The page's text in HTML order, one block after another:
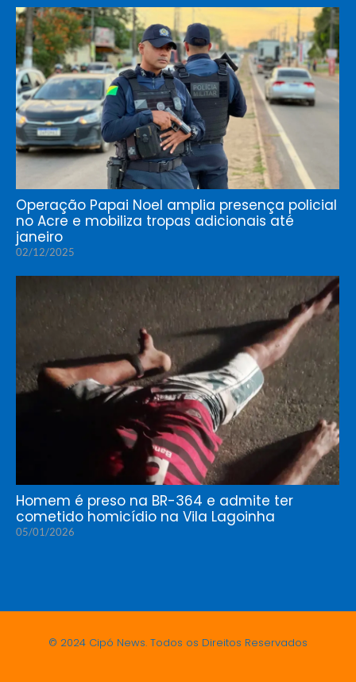
Operação Papai Noel amplia presença policial
no Acre e mobiliza tropas adicionais até
janeiro
02/12/2025
Homem é preso na BR-364 e admite ter
cometido homicídio na Vila Lagoinha
05/01/2026
© 2024 Cipó News. Todos os Direitos Reservados